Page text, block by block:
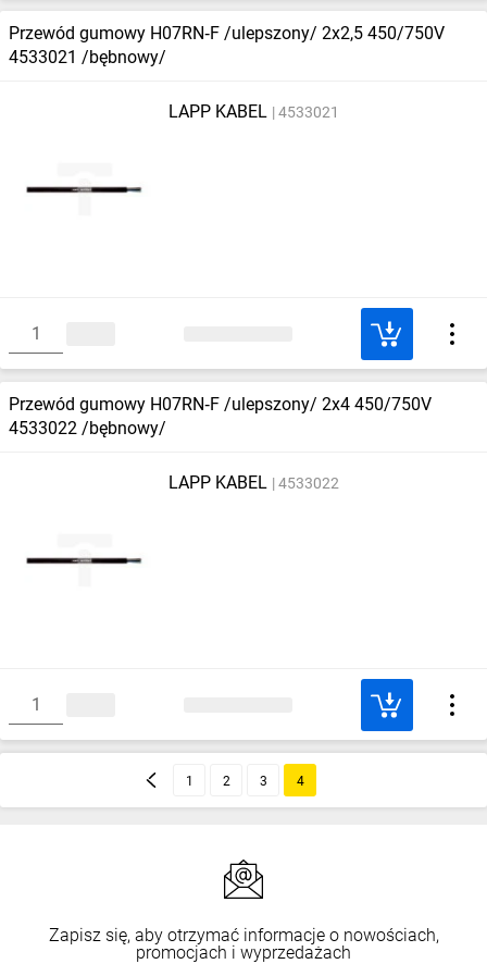
Przewód gumowy H07RN‑F /ulepszony/ 2x2,5 450/750V
4533021 /bębnowy/
LAPP KABEL 4533021
Przewód gumowy H07RN‑F /ulepszony/ 2x4 450/750V
4533022 /bębnowy/
LAPP KABEL 4533022
1 2 3 4
Zapisz się, aby otrzymać informacje o nowościach,
promocjach i wyprzedażach